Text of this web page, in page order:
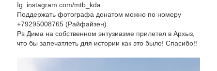
Ig: instagram.com/mtb_kda
Поддержать фотографа донатом можно по номеру
+79295008765 (Райфайзен).
Ps Дима на собственном энтузиазме прилетел в Архыз,
что бы запечатлеть для истории как это было! Спасибо!!